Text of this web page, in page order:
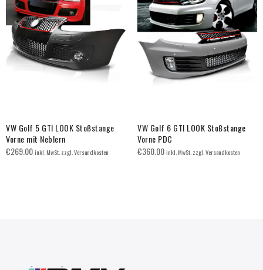
VW Golf 5 GTI LOOK Stoßstange
Vorne mit Neblern
€269.00inkl. MwSt. zzgl. Versandkosten
VW Golf 6 GTI LOOK Stoßstange
Vorne PDC
€360.00inkl. MwSt. zzgl. Versandkosten